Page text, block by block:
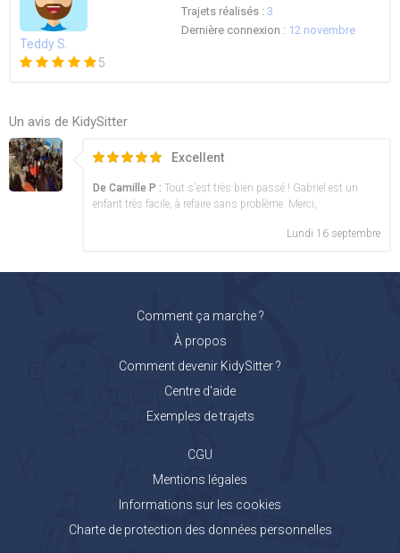
Teddy S.
5
Trajets réalisés : 3
Dernière connexion : 12 novembre
Un avis de KidySitter
Excellent
De Camille P : Tout s'est très bien passé ! Gabriel est un
enfant très facile, à refaire sans problème. Merci,
Lundi 16 septembre
Comment ça marche ?
À propos
Comment devenir KidySitter ?
Centre d'aide
Exemples de trajets
CGU
Mentions légales
Informations sur les cookies
Charte de protection des données personnelles